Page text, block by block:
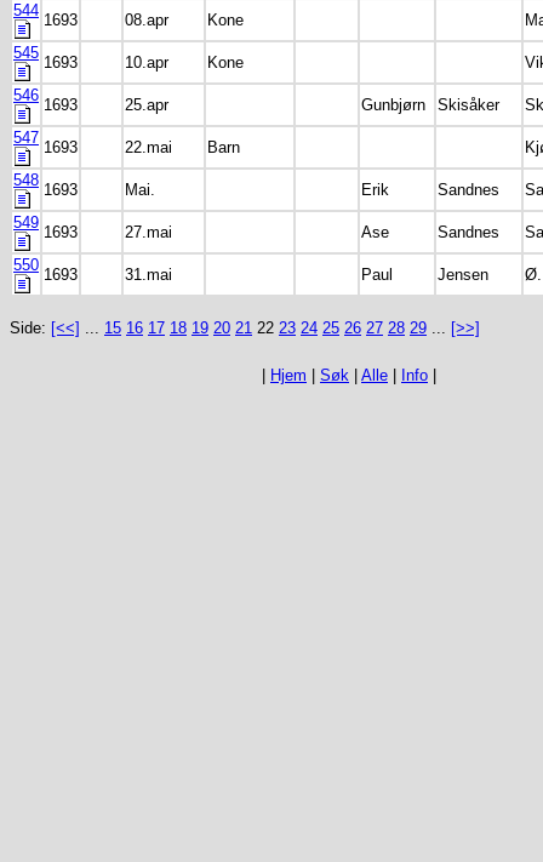
544
1693 08.apr Kone
545
1693 10.apr Kone
546
1693 25.apr Gunbjørn Skisåker
547
1693 22.mai Barn
548
1693 Mai. Erik Sandnes
549
1693 27.mai Ase Sandnes
550
1693 31.mai Paul Jensen Ø.
Side: [<<] ... 15 16 17 18 19 20 21 22 23 24 25 26 27 28 29 ... [>>]
Hjem Søk Alle Info